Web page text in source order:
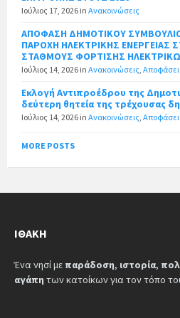
Ιούλιος 17, 2026 in Ανακοινώσεις
ΑΠΟΦΑΣΗ ΔΗΜΟΤΙΚΟΥ
ΠΑΡΟΧΗ ΗΛΕΚΤΡΙΚΗΣ ΕΝΕΡΓΕΙΑΣ
ΣΤΑΘΜΟΥΣ ΦΟΡΤΙΣΗΣ
Ιούλιος 14, 2026 in Ανακοινώσεις
Εκλογή Αντιπροέδρου της
δεύτερη θητεία της τρέχουσας
Ιούλιος 14, 2026 in Ανακοινώσεις
MORE POSTS
ΙΘΆΚΗ
Ένα νησί με παράδοση, ιστορία,
αγάπη των κατοίκων για τον τόπο